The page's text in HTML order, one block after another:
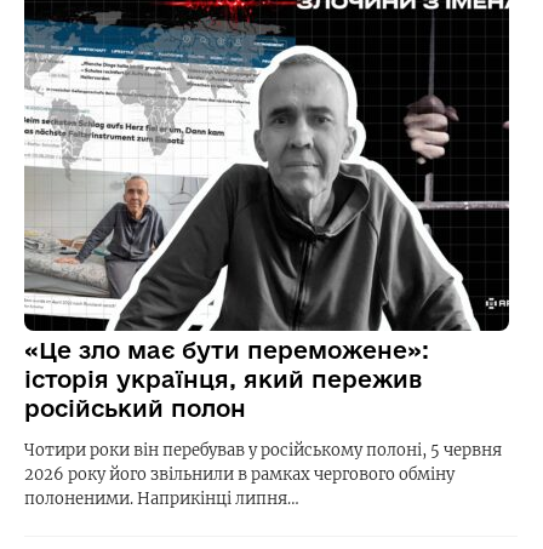
«Це зло має бути переможене»:
історія українця, який пережив
російський полон
Чотири роки він перебував у російському полоні, 5 червня
2026 року його звільнили в рамках чергового обміну
полоненими. Наприкінці липня…